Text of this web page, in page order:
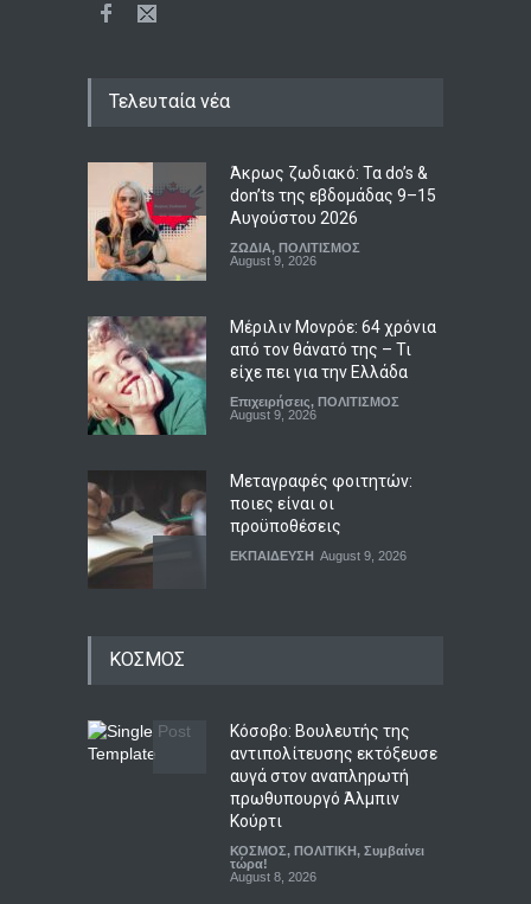
Τελευταία νέα
Άκρως ζωδιακό: Τα do’s &
don’ts της εβδομάδας 9–15
Αυγούστου 2026
ΖΩΔΙΑ, ΠΟΛΙΤΙΣΜΟΣ
August 9, 2026
Μέριλιν Μονρόε: 64 χρόνια
από τον θάνατό της – Τι
είχε πει για την Ελλάδα
Επιχειρήσεις, ΠΟΛΙΤΙΣΜΟΣ
August 9, 2026
Μεταγραφές φοιτητών:
ποιες είναι οι
προϋποθέσεις
ΕΚΠΑΙΔΕΥΣΗ August 9, 2026
Ο Πήλιος ανανέωσε το
συμβόλαιό του με την ΑΕΚ
μέχρι το 2030
Αθλητικά
ΚΟΣΜΟΣ
Κόσοβο: Βουλευτής της
αντιπολίτευσης εκτόξευσε
αυγά στον αναπληρωτή
πρωθυπουργό Άλμπιν
Κούρτι
ΚΟΣΜΟΣ, ΠΟΛΙΤΙΚΗ, Συμβαίνει
τώρα!
August 8, 2026